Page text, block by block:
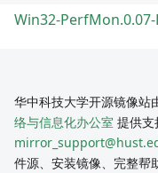
Win32-
华中科技大学开源镜像站
络与信息化办公室 提供支
件源、安装镜像、完整帮